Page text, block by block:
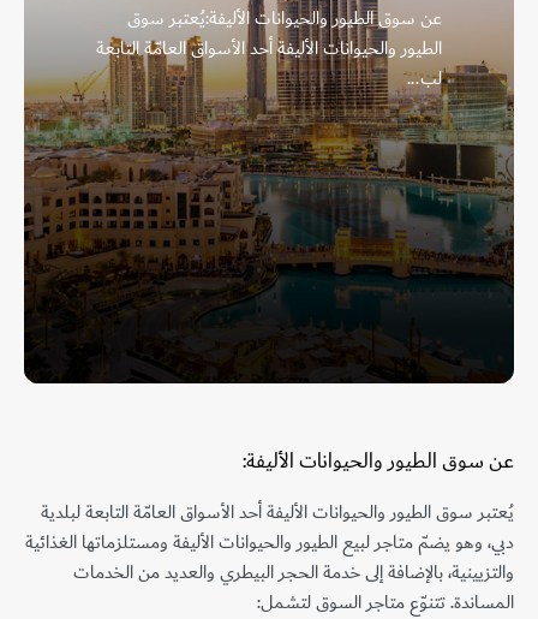
عن سوق الطيور والحيوانات الأليفة:يُعتبر سوق
الطيور والحيوانات الأليفة أحد الأسواق العامّة التابعة
لب...
عن سوق الطيور والحيوانات الأليفة:
يُعتبر سوق الطيور والحيوانات الأليفة أحد الأسواق العامّة التابعة لبلدية
دبي، وهو يضمّ متاجر لبيع الطيور والحيوانات الأليفة ومستلزماتها الغذائية
والتزيينية، بالإضافة إلى خدمة الحجر البيطري والعديد من الخدمات
المساندة. تتنوّع متاجر السوق لتشمل: